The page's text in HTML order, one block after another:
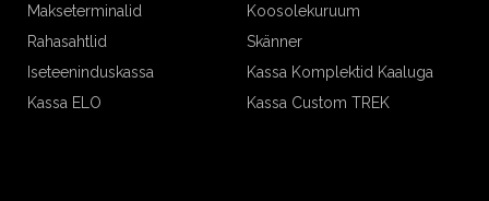
Makseterminalid
Koosolekuruum
Rahasahtlid
Skänner
Iseteeninduskassa
Kassa Komplektid Kaaluga
Kassa ELO
Kassa Custom TREK